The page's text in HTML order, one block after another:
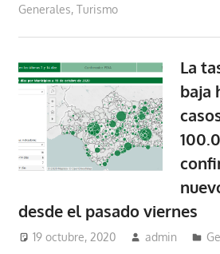
Generales, Turismo
La
baja
desde el pasado viernes
19 octubre, 2020 admin